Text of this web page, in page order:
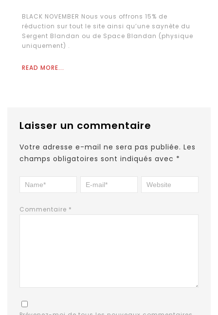
BLACK NOVEMBER Nous vous offrons 15% de
réduction sur tout le site ainsi qu’une saynète du
Sergent Blandan ou de Space Blandan (physique
uniquement) .
READ MORE...
Laisser un commentaire
Votre adresse e-mail ne sera pas publiée. Les
champs obligatoires sont indiqués avec *
Commentaire *